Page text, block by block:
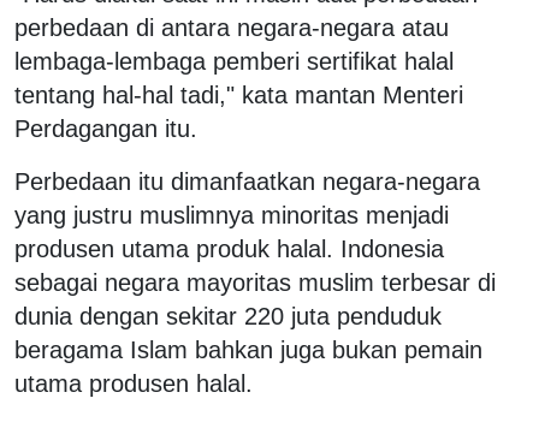
perbedaan di antara negara-negara atau
lembaga-lembaga pemberi sertifikat halal
tentang hal-hal tadi," kata mantan Menteri
Perdagangan itu.
Perbedaan itu dimanfaatkan negara-negara
yang justru muslimnya minoritas menjadi
produsen utama produk halal. Indonesia
sebagai negara mayoritas muslim terbesar di
dunia dengan sekitar 220 juta penduduk
beragama Islam bahkan juga bukan pemain
utama produsen halal.